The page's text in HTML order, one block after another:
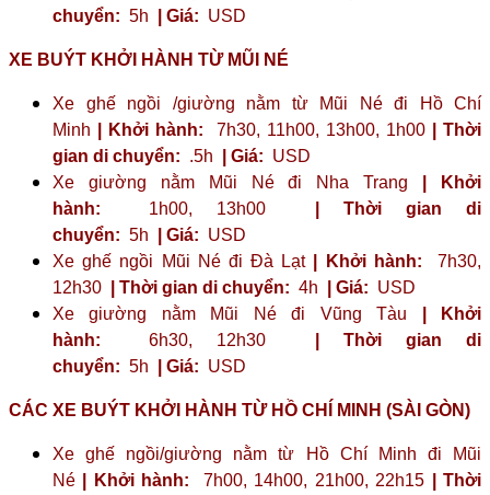
chuyển: 5h | Giá: USD
XE BUÝT KHỞI HÀNH TỪ MŨI NÉ
Xe ghế ngồi /giường nằm từ Mũi Né đi Hồ Chí
Minh
| Khởi hành: 7h30, 11h00, 13h00, 1h00
| Thời
gian di chuyển: .5h | Giá: USD
Xe giường nằm Mũi Né đi Nha Trang
| Khởi
hành: 1h00, 13h00
| Thời gian di
chuyển: 5h | Giá: USD
Xe ghế ngồi Mũi Né đi Đà Lạt
| Khởi hành: 7h30,
12h30
| Thời gian di chuyển: 4h | Giá: USD
Xe giường nằm Mũi Né đi Vũng Tàu
| Khởi
hành: 6h30, 12h30
| Thời gian di
chuyển: 5h | Giá: USD
CÁC XE BUÝT KHỞI HÀNH TỪ HỒ CHÍ MINH (SÀI GÒN)
Xe ghế ngồi/giường nằm từ Hồ Chí Minh đi Mũi
Né
| Khởi hành: 7h00, 14h00, 21h00, 22h15
| Thời